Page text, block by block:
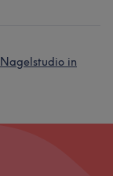
Nagelstudio in